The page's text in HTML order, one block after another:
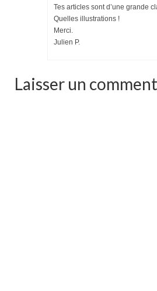
Tes articles sont d’une grande
Quelles illustrations !
Merci.
Julien P.
Laisser un